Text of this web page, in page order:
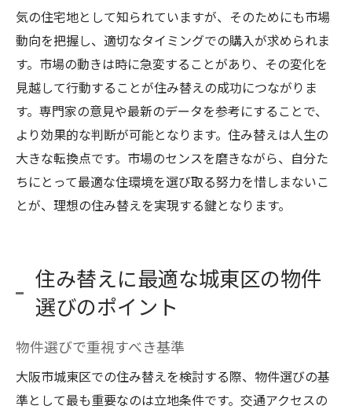
気の住宅地として知られていますが、そのためにも市場
動向を把握し、適切なタイミングでの購入が求められま
す。市場の動きは時に急変することがあり、その変化を
見越して行動することが住み替えの成功につながりま
す。専門家の意見や最新のデータを参考にすることで、
より効果的な判断が可能となります。住み替えは人生の
大きな転換点です。市場のセンスを磨きながら、自分た
ちにとって最適な住環境を選び取る努力を惜しまないこ
とが、理想の住み替えを実現する鍵となります。
住み替えに最適な城東区の物件
選びのポイント
物件選びで重視すべき基準
大阪市城東区での住み替えを検討する際、物件選びの基
準として最も重要なのは立地条件です。交通アクセスの